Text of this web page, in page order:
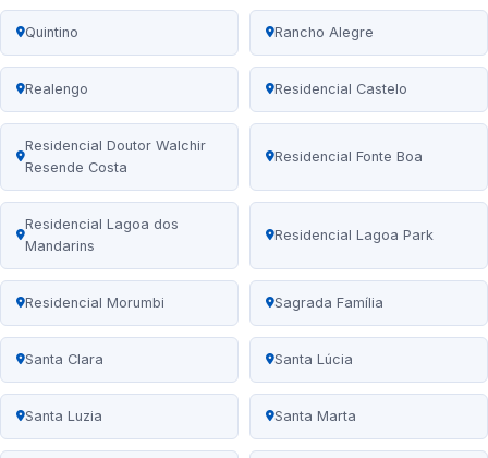
Quintino Rancho Alegre
Realengo Residencial Castelo
Residencial Doutor Walchir
Resende Costa
Residencial Fonte Boa
Residencial Lagoa dos
Mandarins
Residencial Lagoa Park
Residencial Morumbi Sagrada Família
Santa Clara Santa Lúcia
Santa Luzia Santa Marta